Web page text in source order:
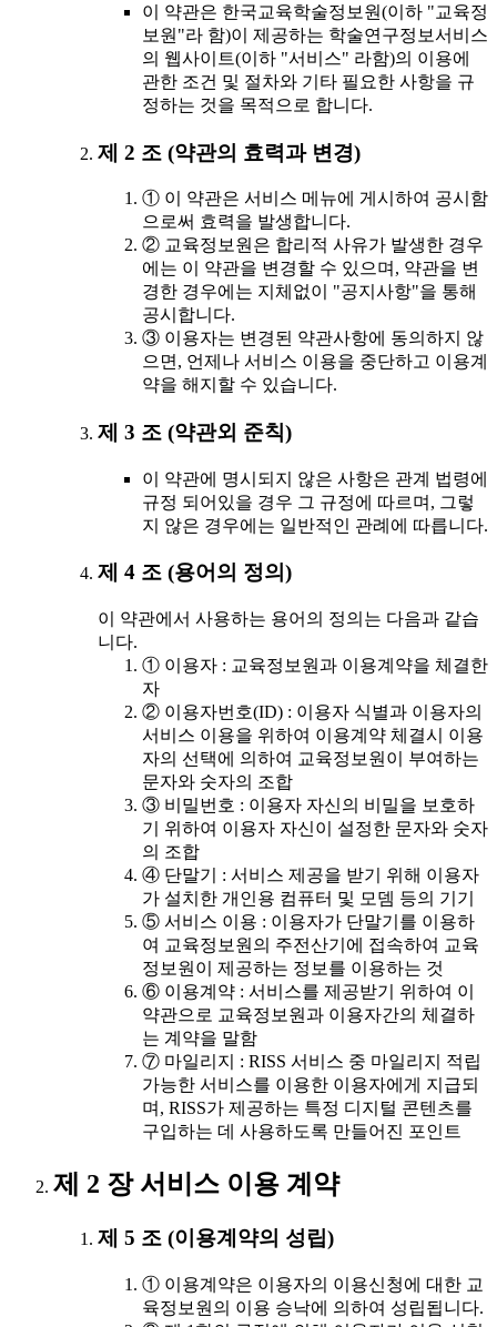
이 약관은 한국교육학술정보원(이하 "교육정
보원"라 함)이 제공하는 학술연구정보서비스
의 웹사이트(이하 "서비스" 라함)의 이용에
관한 조건 및 절차와 기타 필요한 사항을 규
정하는 것을 목적으로 합니다.
제 2 조 (약관의 효력과 변경)
① 이 약관은 서비스 메뉴에 게시하여 공시함
으로써 효력을 발생합니다.
② 교육정보원은 합리적 사유가 발생한 경우
에는 이 약관을 변경할 수 있으며, 약관을 변
경한 경우에는 지체없이 "공지사항"을 통해
공시합니다.
③ 이용자는 변경된 약관사항에 동의하지 않
으면, 언제나 서비스 이용을 중단하고 이용계
약을 해지할 수 있습니다.
제 3 조 (약관외 준칙)
이 약관에 명시되지 않은 사항은 관계 법령에
규정 되어있을 경우 그 규정에 따르며, 그렇
지 않은 경우에는 일반적인 관례에 따릅니다.
제 4 조 (용어의 정의)
이 약관에서 사용하는 용어의 정의는 다음과 같습
니다.
① 이용자 : 교육정보원과 이용계약을 체결한
자
② 이용자번호(ID) : 이용자 식별과 이용자의
서비스 이용을 위하여 이용계약 체결시 이용
자의 선택에 의하여 교육정보원이 부여하는
문자와 숫자의 조합
③ 비밀번호 : 이용자 자신의 비밀을 보호하
기 위하여 이용자 자신이 설정한 문자와 숫자
의 조합
④ 단말기 : 서비스 제공을 받기 위해 이용자
가 설치한 개인용 컴퓨터 및 모뎀 등의 기기
⑤ 서비스 이용 : 이용자가 단말기를 이용하
여 교육정보원의 주전산기에 접속하여 교육
정보원이 제공하는 정보를 이용하는 것
⑥ 이용계약 : 서비스를 제공받기 위하여 이
약관으로 교육정보원과 이용자간의 체결하
는 계약을 말함
⑦ 마일리지 : RISS 서비스 중 마일리지 적립
가능한 서비스를 이용한 이용자에게 지급되
며, RISS가 제공하는 특정 디지털 콘텐츠를
구입하는 데 사용하도록 만들어진 포인트
제 2 장 서비스 이용 계약
제 5 조 (이용계약의 성립)
① 이용계약은 이용자의 이용신청에 대한 교
육정보원의 이용 승낙에 의하여 성립됩니다.